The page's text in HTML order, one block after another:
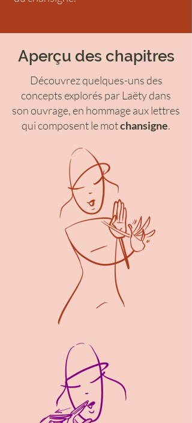
Aperçu des chapitres
Découvrez quelques-uns des
concepts explorés par Laëty dans
son ouvrage,en hommage aux lettres
qui composent le motchansigne.